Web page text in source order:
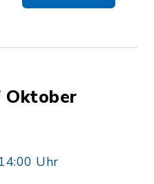
Oktober
14:00 Uhr